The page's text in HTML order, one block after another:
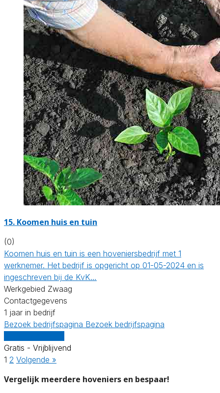
15. Koomen huis en tuin
(0)
Koomen huis en tuin is een hoveniersbedrijf met 1
werknemer. Het bedrijf is opgericht op 01-05-2024 en is
ingeschreven bij de KvK…
Werkgebied Zwaag
Contactgegevens
1 jaar in bedrijf
Bezoek bedrijfspagina Bezoek bedrijfspagina
Gratis - Vrijblijvend
1 2 Volgende »
Vergelijk meerdere hoveniers en bespaar!